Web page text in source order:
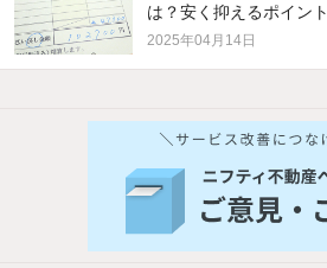
は？安く抑えるポイント
2025年04月14日